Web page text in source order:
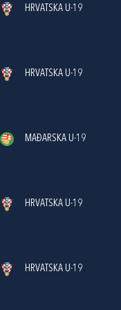
HRVATSKA U-19
HRVATSKA U-19
MAĐARSKA U-19
HRVATSKA U-19
HRVATSKA U-19